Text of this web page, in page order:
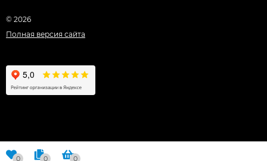
© 2026
Полная версия сайта
0 0 0